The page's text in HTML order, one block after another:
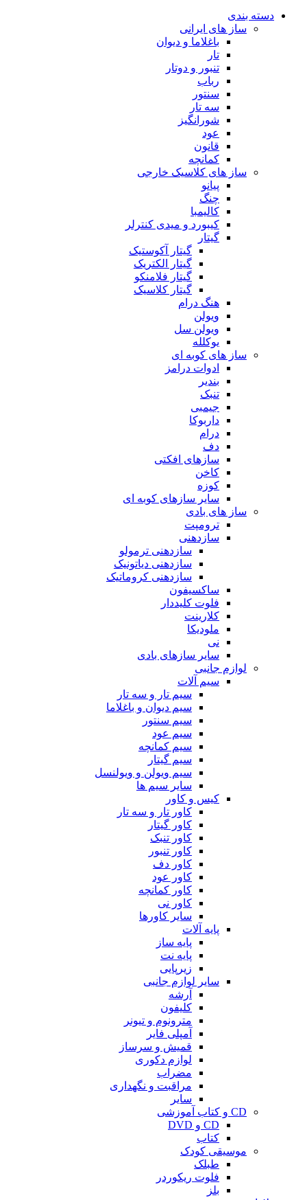
دسته بندی
ساز های ایرانی
باغلاما و دیوان
تار
تنبور و دوتار
رباب
سنتور
سه تار
شورانگیز
عود
قانون
کمانچه
ساز های کلاسیک خارجی
پیانو
چنگ
کالیمبا
کیبورد و میدی کنترلر
گیتار
گیتار آکوستیک
گیتار الکتریک
گیتار فلامنکو
گیتار کلاسیک
هنگ درام
ویولن
ویولن سل
یوکلله
ساز های کوبه ای
ادوات درامز
بندیر
تنبک
جیمبی
داربوکا
درام
دف
سازهای افکتی
کاخن
کوزه
سایر سازهای کوبه ای
ساز های بادی
ترومپت
سازدهنی
سازدهنی ترمولو
سازدهنی دیاتونیک
سازدهنی کروماتیک
ساکسیفون
فلوت کلیددار
کلارینت
ملودیکا
نی
سایر سازهای بادی
لوازم جانبی
سیم آلات
سیم تار و سه تار
سیم دیوان و باغلاما
سیم سنتور
سیم عود
سیم کمانچه
سیم گیتار
سیم ویولن و ویولنسل
سایر سیم ها
کیس و کاور
کاور تار و سه تار
کاور گیتار
کاور تنبک
کاور تنبور
کاور دف
کاور عود
کاور کمانچه
کاور نی
سایر کاورها
پایه آلات
پایه ساز
پایه نت
زیرپایی
سایر لوازم جانبی
آرشه
کلیفون
مترونوم و تیونر
آمپلی فایر
قمیش و سرساز
لوازم دکوری
مضراب
مراقبت و نگهداری
سایر
CD و کتاب آموزشی
CD و DVD
کتاب
موسیقی کودک
طبلک
فلوت ریکوردر
بلز